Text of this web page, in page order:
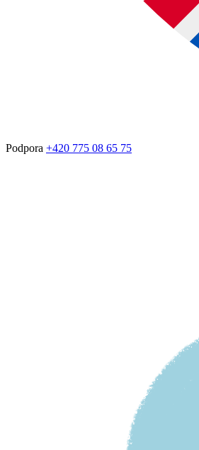
Podpora +420 775 08 65 75